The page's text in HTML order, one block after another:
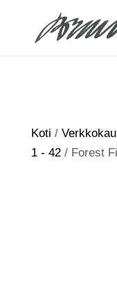
Koti /
1 - 42/ Forest